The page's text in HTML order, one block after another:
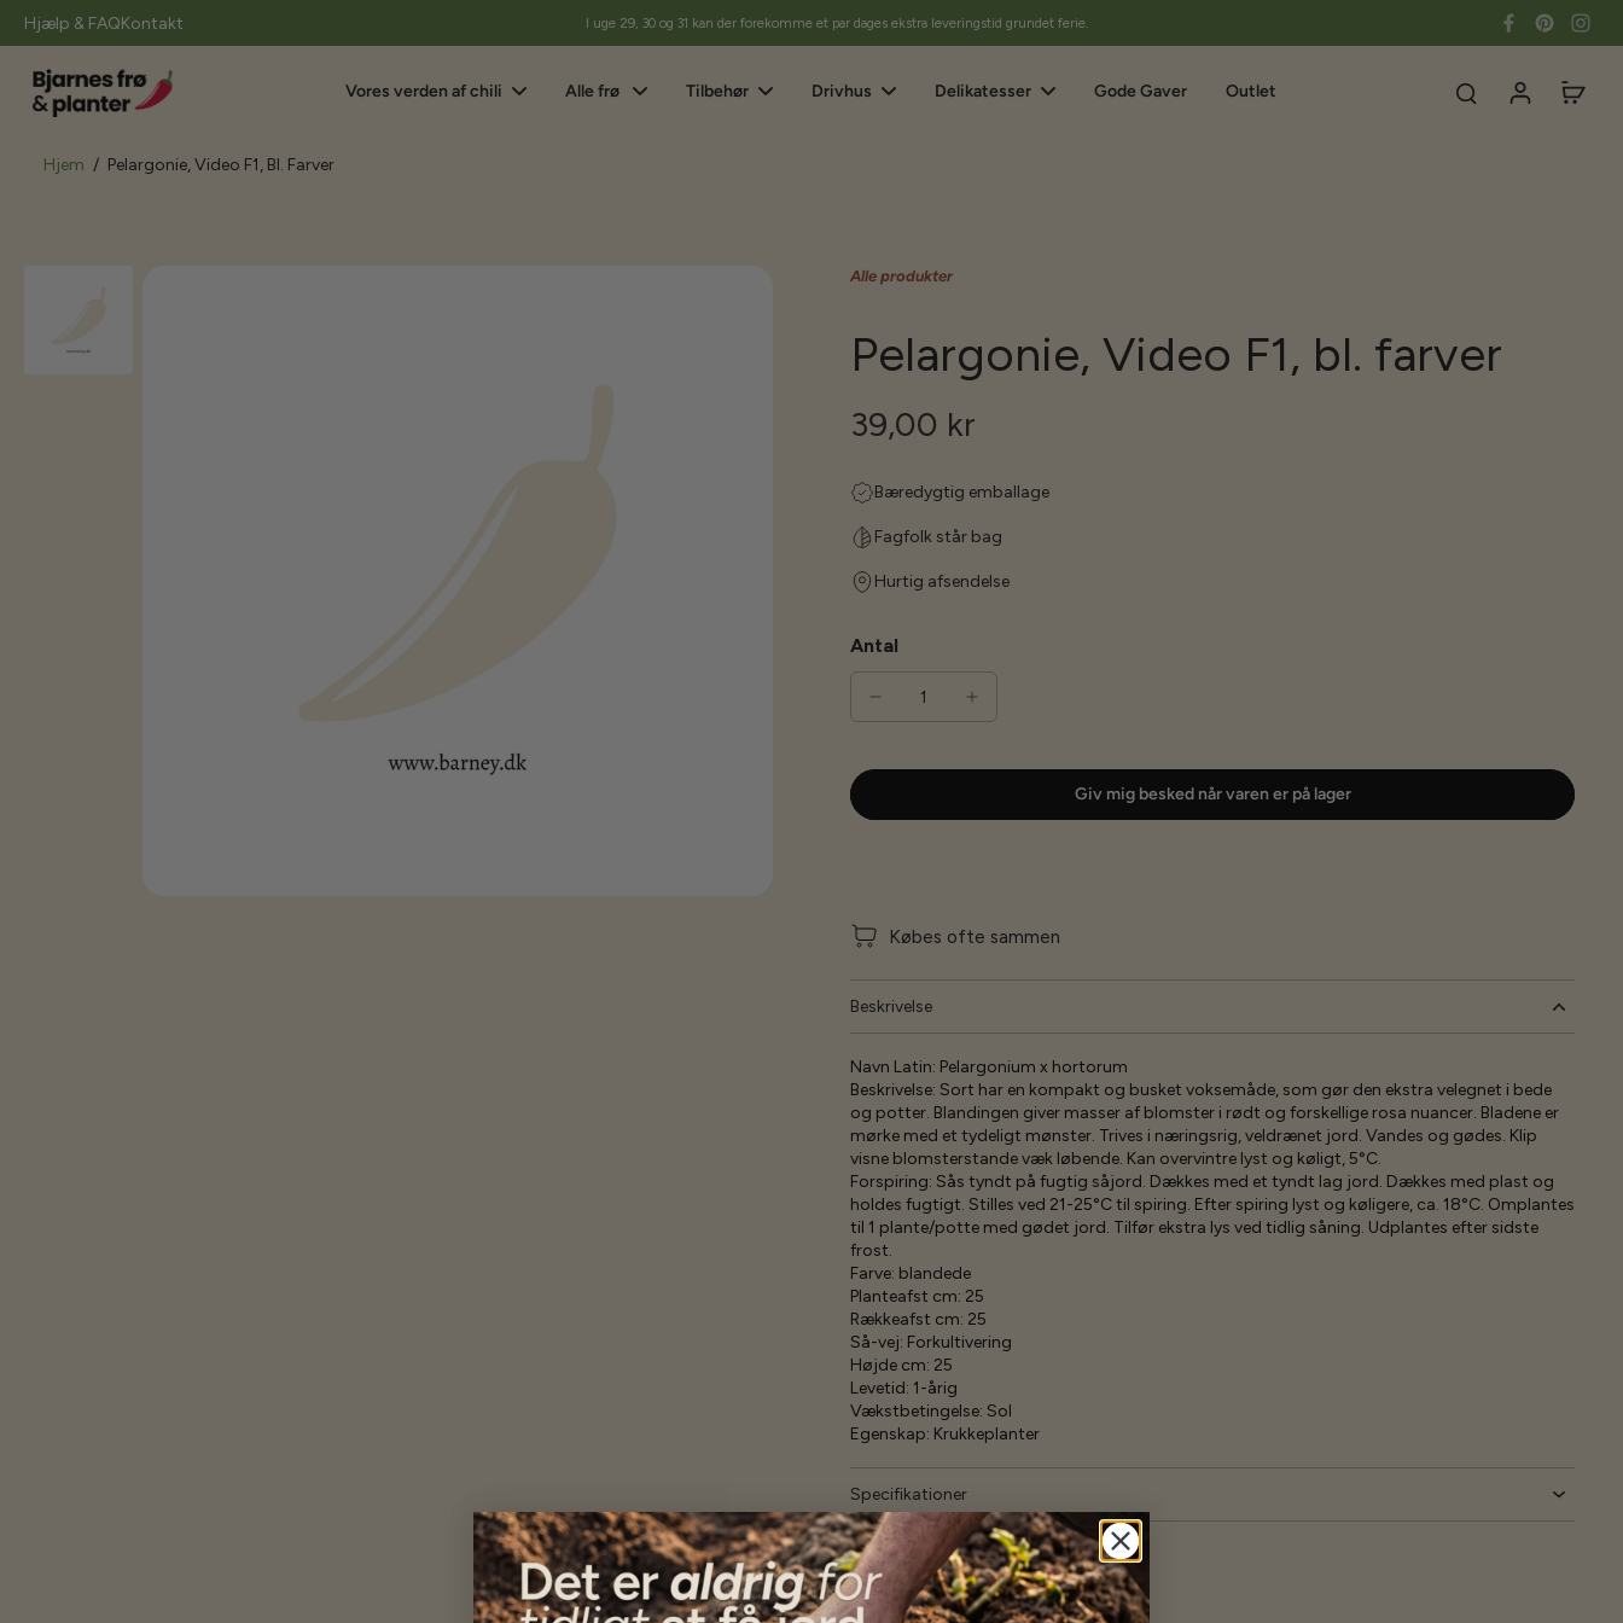
Hjælp & FAQKontakt I uge 29, 30 og 31 kan der forekomme et par dages ekstra leveringstid grundet ferie.
Vores verden af chili Alle frø Tilbehør Drivhus Delikatesser Gode Gaver Outlet
Hjem / Pelargonie, Video F1, Bl. Farver
produktoplysninger
Alle produkter
Pelargonie, Video F1, bl. farver
39,00 kr
Bæredygtig emballage
Fagfolk står bag
Hurtig afsendelse
Antal
Giv mig besked når varen er på lager
Købes ofte sammen
Beskrivelse
Navn Latin: Pelargonium x hortorum
Beskrivelse: Sort har en kompakt og busket voksemåde, som gør den ekstra velegnet i bede
og potter. Blandingen giver masser af blomster i rødt og forskellige rosa nuancer. Bladene er
mørke med et tydeligt mønster. Trives i næringsrig, veldrænet jord. Vandes og gødes. Klip
visne blomsterstande væk løbende. Kan overvintre lyst og køligt, 5°C.
Forspiring: Sås tyndt på fugtig såjord. Dækkes med et tyndt lag jord. Dækkes med plast og
holdes fugtigt. Stilles ved 21-25°C til spiring. Efter spiring lyst og køligere, ca. 18°C. Omplantes
til 1 plante/potte med gødet jord. Tilfør ekstra lys ved tidlig såning. Udplantes efter sidste
frost.
Farve: blandede
Planteafst cm: 25
Rækkeafst cm: 25
Så-vej: Forkultivering
Højde cm: 25
Levetid: 1-årig
Vækstbetingelse: Sol
Egenskap: Krukkeplanter
Specifikationer
Se mere af Alle produkter